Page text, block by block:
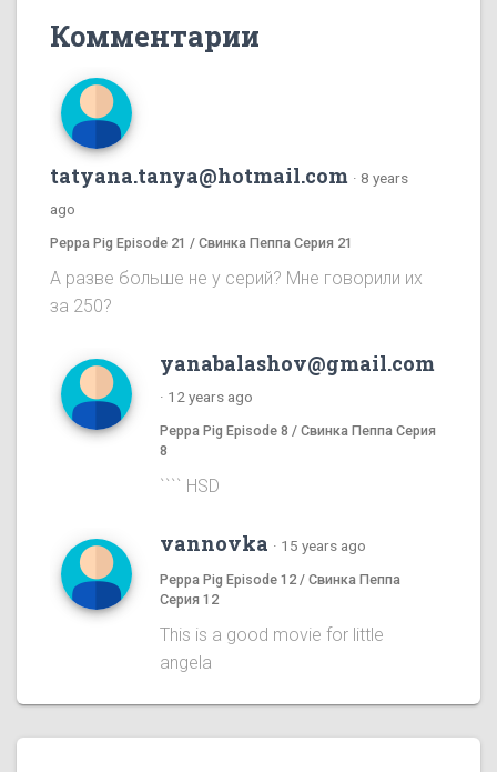
Комментарии
tatyana.tanya@hotmail.com · 8 years
ago
Peppa Pig Episode 21 / Свинка Пеппа Серия 21
А разве больше не у серий? Мне говорили их
за 250?
yanabalashov@gmail.com
· 12 years ago
Peppa Pig Episode 8 / Свинка Пеппа Серия
8
```` HSD
vannovka · 15 years ago
Peppa Pig Episode 12 / Свинка Пеппа
Серия 12
This is a good movie for little
angela